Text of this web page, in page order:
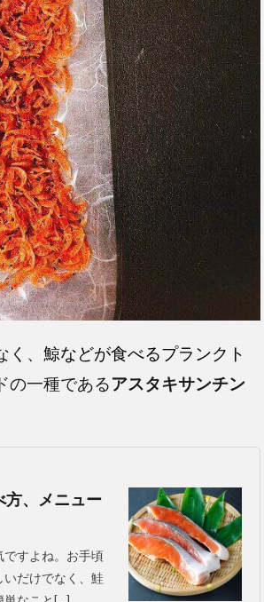
、 鯨などが食べるプランクト
の一種であるアスタキサンチン
方、メニュー
すよね。お手頃
だけでなく、鮭